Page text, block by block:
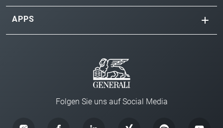
APPS
Folgen Sie uns auf Social Media